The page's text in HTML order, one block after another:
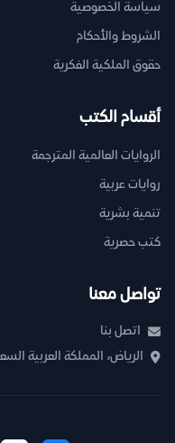
سياسة الخصوصية
الشروط والأحكام
حقوق الملكية الفكرية
أقسام الكتب
الروايات العالمية المترجمة
روايات عربية
تنمية بشرية
كتب حصرية
تواصل معنا
اتصل بنا
الرياض، المملكة العربية